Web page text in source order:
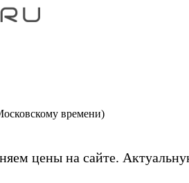
времени)
цены на сайте.